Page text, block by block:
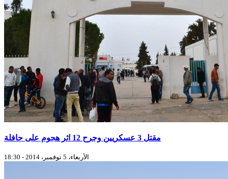
مقتل 3 عسكريين وجرح 12 اثر هجوم على حافلة
الأربعاء، 5 نوفمبر، 2014 - 18:30